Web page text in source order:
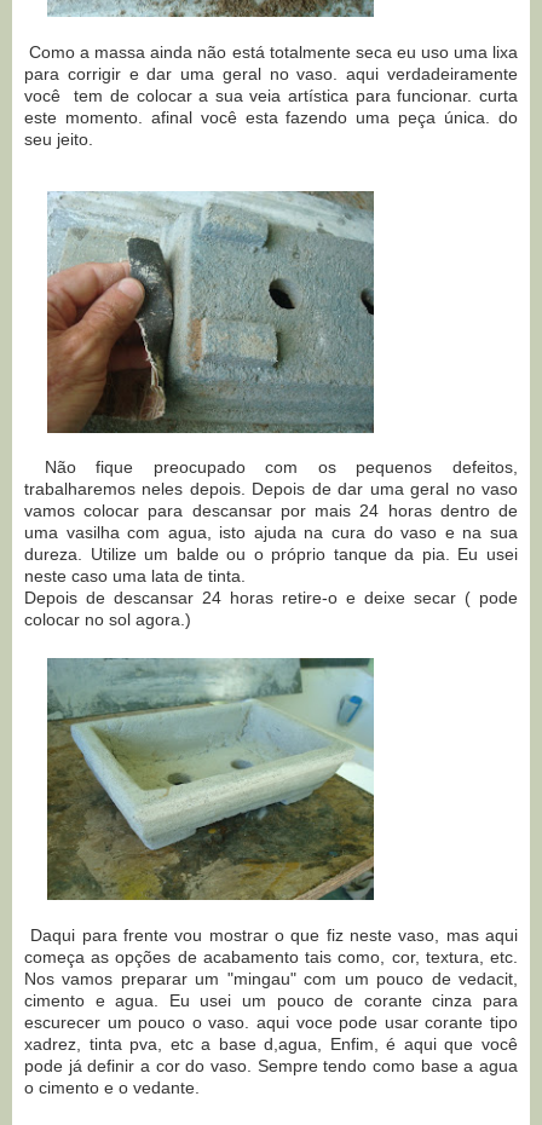
Como a massa ainda não está totalmente seca eu uso uma lixa
para corrigir e dar uma geral no vaso. aqui verdadeiramente
você tem de colocar a sua veia artística para funcionar. curta
este momento. afinal você esta fazendo uma peça única. do
seu jeito.
Não fique preocupado com os pequenos defeitos,
trabalharemos neles depois. Depois de dar uma geral no vaso
vamos colocar para descansar por mais 24 horas dentro de
uma vasilha com agua, isto ajuda na cura do vaso e na sua
dureza. Utilize um balde ou o próprio tanque da pia. Eu usei
neste caso uma lata de tinta.
Depois de descansar 24 horas retire-o e deixe secar ( pode
colocar no sol agora.)
Daqui para frente vou mostrar o que fiz neste vaso, mas aqui
começa as opções de acabamento tais como, cor, textura, etc.
Nos vamos preparar um "mingau" com um pouco de vedacit,
cimento e agua. Eu usei um pouco de corante cinza para
escurecer um pouco o vaso. aqui voce pode usar corante tipo
xadrez, tinta pva, etc a base d,agua, Enfim, é aqui que você
pode já definir a cor do vaso. Sempre tendo como base a agua
o cimento e o vedante.